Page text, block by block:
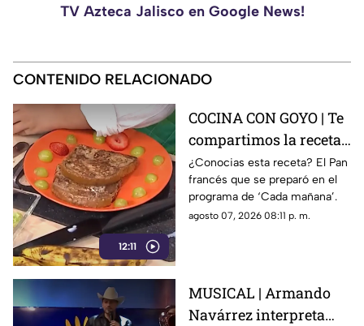
TV Azteca Jalisco en Google News!
CONTENIDO RELACIONADO
12:11
COCINA CON GOYO | Te
compartimos la receta
de un delicioso pan
francés
¿Conocias esta receta? El Pan
francés que se preparó en el
programa de ‘Cada mañana’.
agosto 07, 2026 08:11 p. m.
MUSICAL | Armando
Navárrez interpreta